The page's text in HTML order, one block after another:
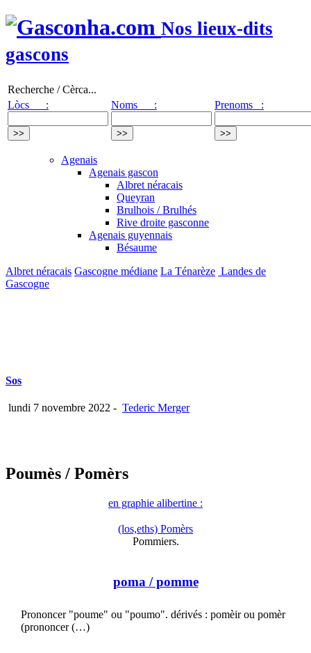
Nos lieux-dits
gascons
Recherche / Cèrca...
Lòcs :
Noms : Prenoms :
Agenais
Agenais gascon
Albret néracais
Queyran
Brulhois / Brulhés
Rive droite gasconne
Agenais guyennais
Bésaume
Albret néracais Gascogne médiane La Ténarèze Landes de
Gascogne
Sos
lundi 7 novembre 2022 - Tederic Merger
Poumès / Pomèrs
en graphie alibertine :
(los,eths) Pomèrs
Pommiers.
poma / pomme
Prononcer "poume" ou "poumo". dérivés : pomèir ou pomèr
(prononcer (…)